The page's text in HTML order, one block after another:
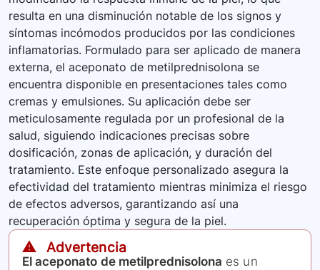
resulta en una disminución notable de los signos y
síntomas incómodos producidos por las condiciones
inflamatorias. Formulado para ser aplicado de manera
externa, el aceponato de metilprednisolona se
encuentra disponible en presentaciones tales como
cremas y emulsiones. Su aplicación debe ser
meticulosamente regulada por un profesional de la
salud, siguiendo indicaciones precisas sobre
dosificación, zonas de aplicación, y duración del
tratamiento. Este enfoque personalizado asegura la
efectividad del tratamiento mientras minimiza el riesgo
de efectos adversos, garantizando así una
recuperación óptima y segura de la piel.
⚠️ Advertencia
El aceponato de metilprednisolona es un